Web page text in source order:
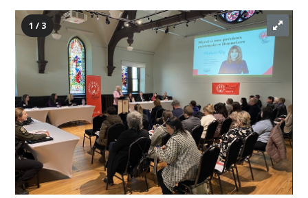
1 / 3